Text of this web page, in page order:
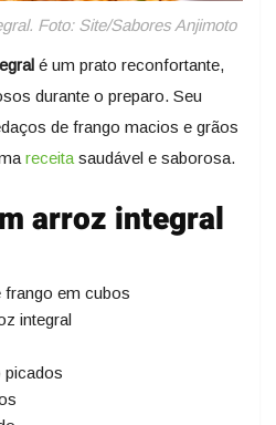
Foto: Site/Sabores Anjimoto
é um prato reconfortante,
durante o preparo. Seu
de frango macios e grãos
receita saudável e saborosa.
arroz integral
frango em cubos
integral
picados